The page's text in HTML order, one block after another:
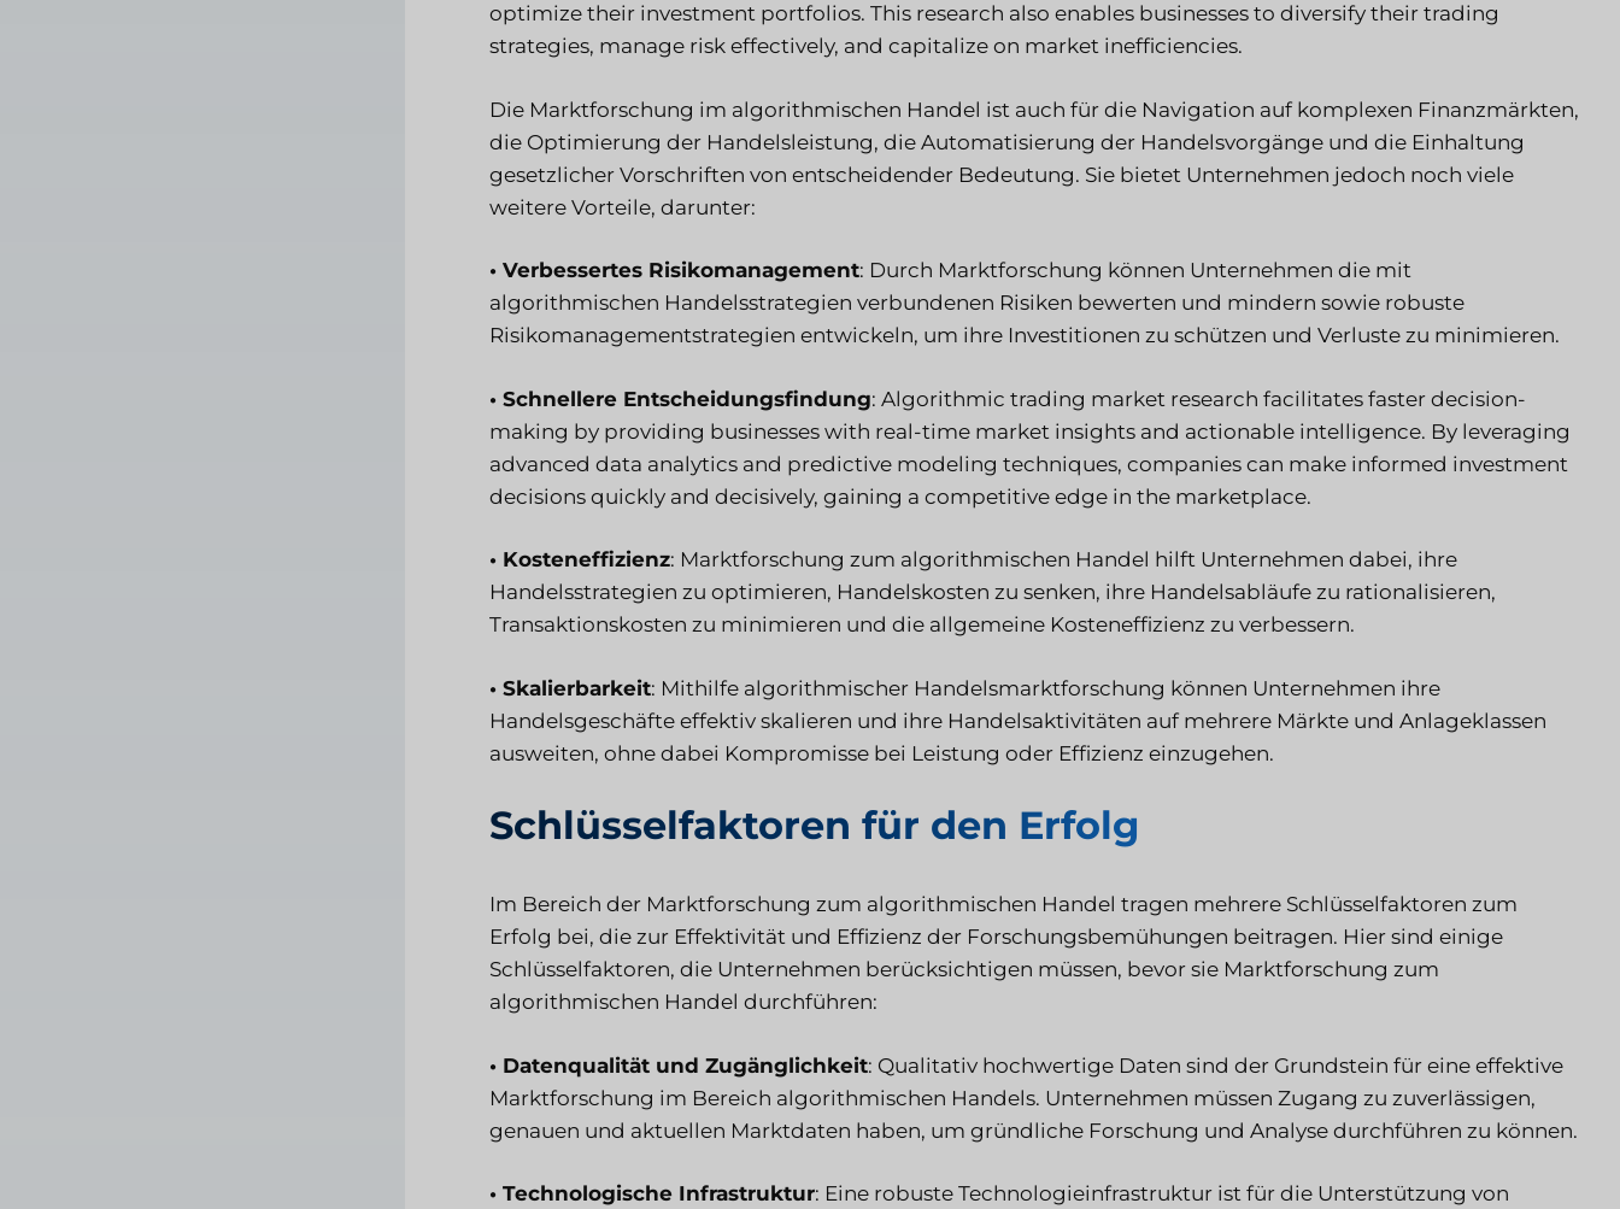
optimize their investment portfolios. This research also enables businesses to diversify their trading
strategies, manage risk effectively, and capitalize on market inefficiencies.
Die Marktforschung im algorithmischen Handel ist auch für die Navigation auf komplexen Finanzmärkten,
die Optimierung der Handelsleistung, die Automatisierung der Handelsvorgänge und die Einhaltung
gesetzlicher Vorschriften von entscheidender Bedeutung. Sie bietet Unternehmen jedoch noch viele
weitere Vorteile, darunter:
• Verbessertes Risikomanagement: Durch Marktforschung können Unternehmen die mit
algorithmischen Handelsstrategien verbundenen Risiken bewerten und mindern sowie robuste
Risikomanagementstrategien entwickeln, um ihre Investitionen zu schützen und Verluste zu minimieren.
• Schnellere Entscheidungsfindung: Algorithmic trading market research facilitates faster decision-
making by providing businesses with real-time market insights and actionable intelligence. By leveraging
advanced data analytics and predictive modeling techniques, companies can make informed investment
decisions quickly and decisively, gaining a competitive edge in the marketplace.
• Kosteneffizienz: Marktforschung zum algorithmischen Handel hilft Unternehmen dabei, ihre
Handelsstrategien zu optimieren, Handelskosten zu senken, ihre Handelsabläufe zu rationalisieren,
Transaktionskosten zu minimieren und die allgemeine Kosteneffizienz zu verbessern.
• Skalierbarkeit: Mithilfe algorithmischer Handelsmarktforschung können Unternehmen ihre
Handelsgeschäfte effektiv skalieren und ihre Handelsaktivitäten auf mehrere Märkte und Anlageklassen
ausweiten, ohne dabei Kompromisse bei Leistung oder Effizienz einzugehen.
Schlüsselfaktoren für den Erfolg
Im Bereich der Marktforschung zum algorithmischen Handel tragen mehrere Schlüsselfaktoren zum
Erfolg bei, die zur Effektivität und Effizienz der Forschungsbemühungen beitragen. Hier sind einige
Schlüsselfaktoren, die Unternehmen berücksichtigen müssen, bevor sie Marktforschung zum
algorithmischen Handel durchführen:
• Datenqualität und Zugänglichkeit: Qualitativ hochwertige Daten sind der Grundstein für eine effektive
Marktforschung im Bereich algorithmischen Handels. Unternehmen müssen Zugang zu zuverlässigen,
genauen und aktuellen Marktdaten haben, um gründliche Forschung und Analyse durchführen zu können.
• Technologische Infrastruktur: Eine robuste Technologieinfrastruktur ist für die Unterstützung von